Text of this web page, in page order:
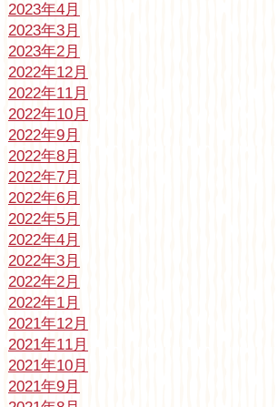
2023年4月
2023年3月
2023年2月
2022年12月
2022年11月
2022年10月
2022年9月
2022年8月
2022年7月
2022年6月
2022年5月
2022年4月
2022年3月
2022年2月
2022年1月
2021年12月
2021年11月
2021年10月
2021年9月